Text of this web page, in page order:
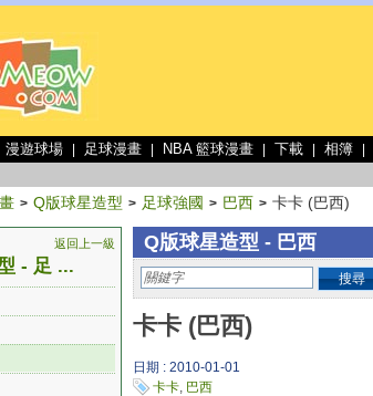
漫遊球場 足球漫畫 NBA 籃球漫畫 下載 相簿
> Q版球星造型 > 足球強國 > 巴西 > 卡卡 (巴西)
返回上一級
- 足 ...
Q版球星造型 - 巴西
搜尋
卡卡 (巴西)
日期 : 2010-01-01
卡卡, 巴西